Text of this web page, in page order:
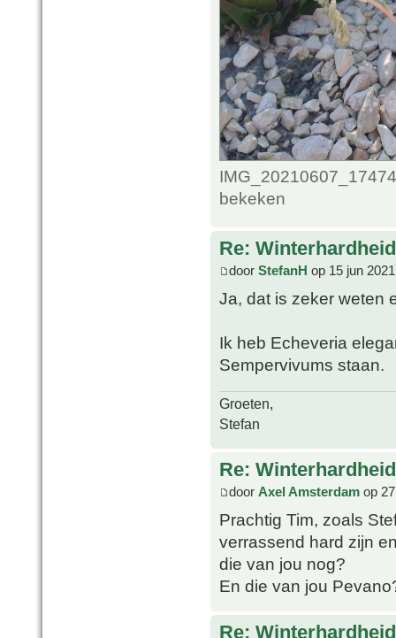
bekeken
Re:
door StefanH op 15 jun
Ja, dat is zeker weten
Ik heb Echeveria
Sempervivums staan.
Groeten,
Stefan
Re:
door Axel Amsterdam op
Prachtig Tim, zoals
verrassend hard zijn
die van jou nog?
En die van jou
Re: